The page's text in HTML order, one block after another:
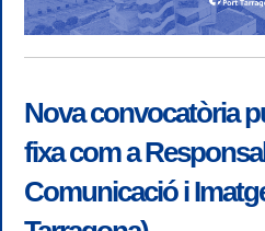
Nova convocatòria
fixa com a
Comunicació i